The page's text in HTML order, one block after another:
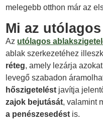
melegebb otthon már az
Mi az
Az utólagos
ablak szerkezetéhez
réteg, amely lezárja
levegő szabadon
hőszigetelést javítja
zajok bejutását, valamint
a penészesedést is.